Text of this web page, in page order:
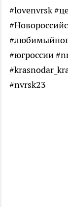
#lovenvrsk
#югроссии
#nvrsk23